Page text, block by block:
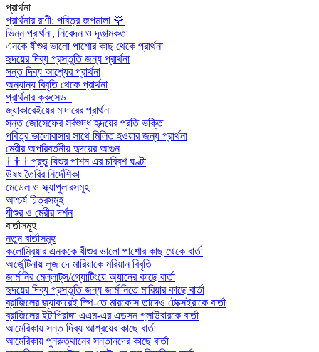
প্রার্থনা
প্রার্থনার রাণী: পবিত্র জপমালা 🌹
ভিন্ন প্রার্থনা, নিবেদন ও দূতাত্মকতা
এনকে যীশুর ভালো পাশোর কাছ থেকে প্রার্থনা
হৃদয়ের দিব্য প্রস্তুতি জন্য প্রার্থনা
সন্ত দিব্য আশ্র্যের প্রার্থনা
অন্যান্য বিবৃতি থেকে প্রার্থনা
প্রার্থনার ক্রুসেড
জ্যাকারেইয়ের মাদারের প্রার্থনা
সন্ত জোসেফের সর্বশুদ্ধ হৃদয়ের প্রতি ভক্তি
পবিত্র ভালোবাসার সাথে মিলিত হওয়ার জন্য প্রার্থনা
মেরীর অপরিবর্তনীয় হৃদয়ের আগুন
† † † প্রভু যিশুর পাশন এর চব্বিশ ঘণ্টা
উষধ তৈরির নির্দেশিকা
মেডেল ও স্ক্যাপুলারসমূহ
আশ্চর্য চিত্রসমূহ
যীশুর ও মেরীর দর্শন
বার্তাসমূহ
নতুন বার্তাসমূহ
কলোম্বিয়ার এনককে যীশুর ভালো পাশোর কাছ থেকে বার্তা
অর্জেন্টিনায় লুজ দে মারিয়াকে মরিয়ান বিবৃতি
জার্মানির মেল্লাট্‌স/গ্যোটিংয়ে অ্যানের কাছে বার্তা
হৃদয়ের দিব্য প্রস্তুতি জন্য জার্মানিতে মারিয়ার কাছে বার্তা
ব্রাজিলের জ্যাকারেই স্পি-তে মারকোস তাদেও টেক্সেইরাকে বার্তা
ব্রাজিলের ইটাপিরাঙ্গা এএম-এর এডসন গ্লাউবারকে বার্তা
আমেরিকায় সন্ত দিব্য আশ্রয়ের কাছে বার্তা
আমেরিকায় পুনরুত্থানের সন্তানদের কাছে বার্তা